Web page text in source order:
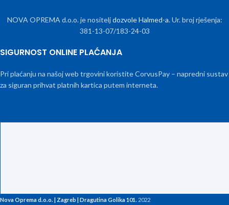
NOVA OPREMA d.o.o. je nositeljdozvole Halmed-a. Ur. broj rješenja:
381-13-07/183-24-03
SIGURNOST ONLINE PLAĆANJA
Pri plaćanju na našoj web trgovini koristite CorvusPay – napredni sustav
za siguran prihvat platnih kartica putem interneta.
Nova Oprema d.o.o. | Zagreb | Dragutina Golika 101. 2022